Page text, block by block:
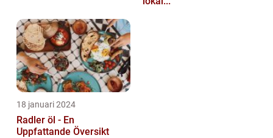
18 januari 2024
Radler öl - En
Uppfattande Översikt